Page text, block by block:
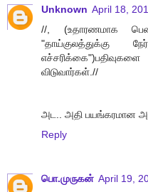
Unknown April 18,
//, (உதாரணமாக
"தாய்குலத்துக்கு
விடுவார்கள்.//
அட.. அதி பயங்கரமான
Reply
பொ.முருகன் April 19,